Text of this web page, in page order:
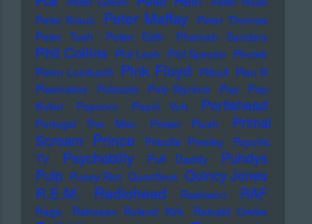
Peter Kraus
Peter Maffay
Peter Thomas
Peter Tosh
Petter Eldh Pharoah Sanders
Phil Collins Phil Lesh Phil Spector Photek
Pietro Lombardi
Pink Floyd Pitbull Plan B
Plasmatics
Polecats Poly Styrene Pop
Pop-
Kultur
Popcorn Popol Vuh Portishead
Portugal The Man Power Plush
Primal
Scream
Prince Priscilla Presley
Psychic
TV
Psychobilly Puff Daddy
Puhdys
Pulp Pussy Riot Questlove Quincy Jones
R.E.M. Radiohead Raekwon RAF
Rage Rahsaan Roland Kirk Rainald Grebe